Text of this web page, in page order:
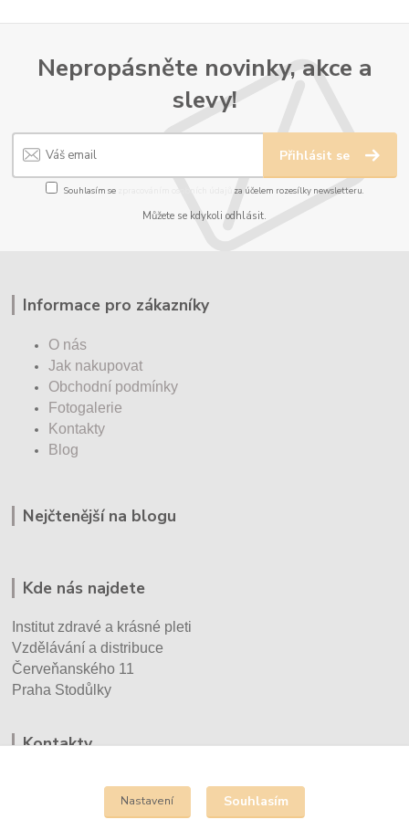
Nepropásněte novinky, akce a
slevy!
Přihlásit se
Souhlasím se za účelem rozesílky newsletteru.
Můžete se kdykoli odhlásit.
Informace pro zákazníky
O nás
Jak nakupovat
Obchodní podmínky
Fotogalerie
Kontakty
Blog
Nejčtenější na blogu
Kde nás najdete
Institut zdravé a krásné pleti
Vzdělávání a distribuce
Červeňanského 11
Praha Stodůlky
Kontakty
+420 732 930 670
Nastavení Souhlasím